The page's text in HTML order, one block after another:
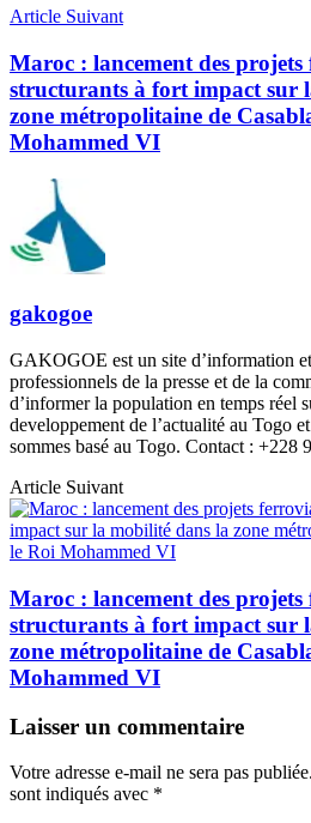
Article Suivant
Maroc : lancement des
structurants à fort impact sur
zone métropolitaine de
Mohammed VI
gakogoe
GAKOGOE est un site d’information
professionnels de la presse et de la
d’informer la population en temps réel
developpement de l’actualité au Togo
sommes basé au Togo. Contact : +228
Article Suivant
Maroc : lancement des
structurants à fort impact sur
zone métropolitaine de
Mohammed VI
Laisser un commentaire
Votre adresse e-mail ne sera pas publiée.
sont indiqués avec *